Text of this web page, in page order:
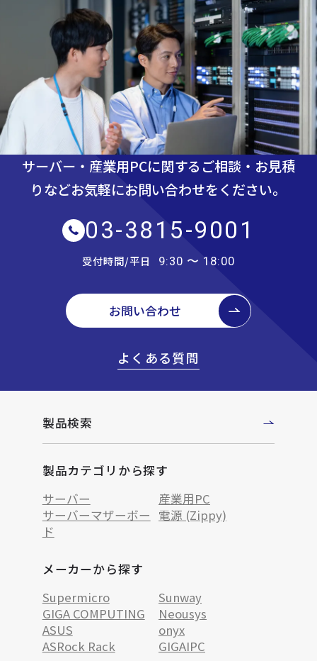
サーバー・産業用PCに関するご相談・お見積
りなどお気軽にお問い合わせをください。
03-3815-9001
受付時間/平日 9:30 〜 18:00
お問い合わせ
よくある質問
製品検索
製品カテゴリから探す
サーバー
産業用PC
サーバーマザーボー
ド
電源 (Zippy)
メーカーから探す
Supermicro
Sunway
GIGA COMPUTING
Neousys
ASUS
onyx
ASRock Rack
GIGAIPC